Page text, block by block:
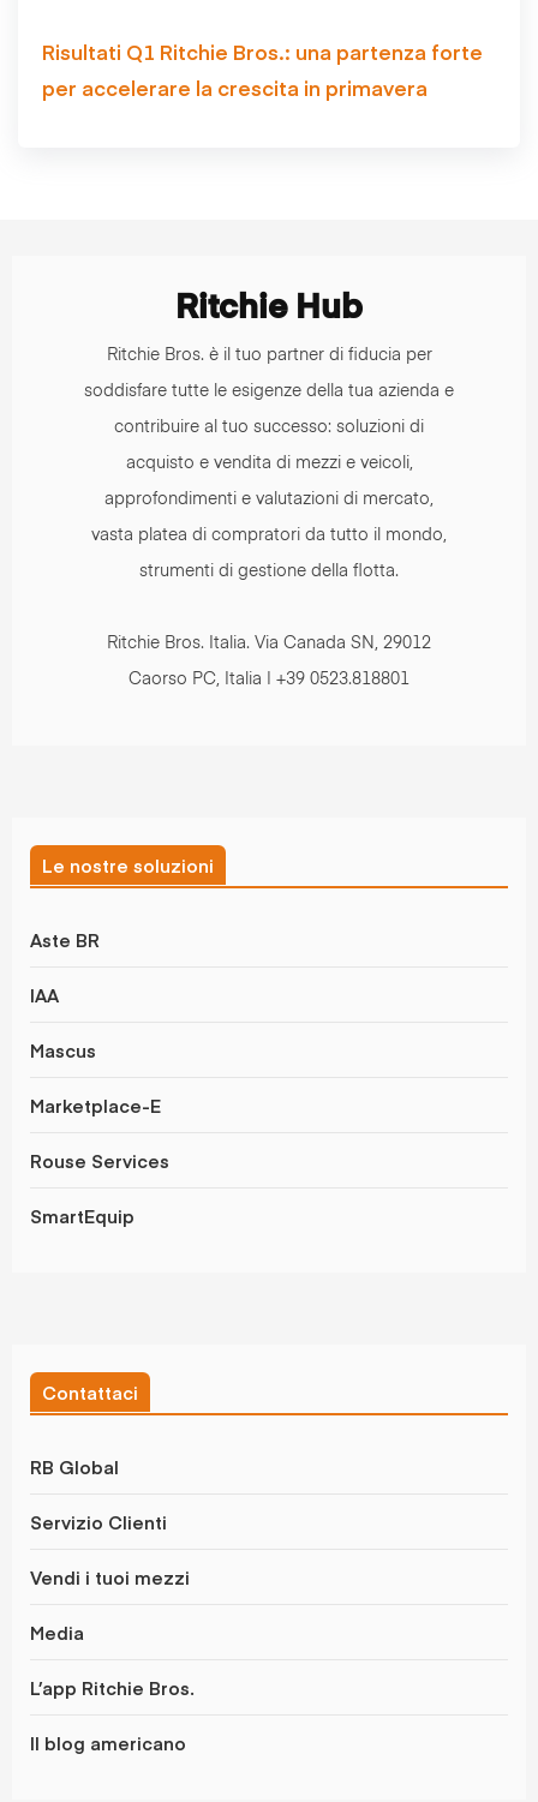
Risultati Q1 Ritchie Bros.: una partenza forte
per accelerare la crescita in primavera
Ritchie Hub
Ritchie Bros. è il tuo partner di fiducia per
soddisfare tutte le esigenze della tua azienda e
contribuire al tuo successo: soluzioni di
acquisto e vendita di mezzi e veicoli,
approfondimenti e valutazioni di mercato,
vasta platea di compratori da tutto il mondo,
strumenti di gestione della flotta.
Ritchie Bros. Italia. Via Canada SN, 29012
Caorso PC, Italia | +39 0523.818801
Le nostre soluzioni
Aste BR
IAA
Mascus
Marketplace-E
Rouse Services
SmartEquip
Contattaci
RB Global
Servizio Clienti
Vendi i tuoi mezzi
Media
L’app Ritchie Bros.
Il blog americano